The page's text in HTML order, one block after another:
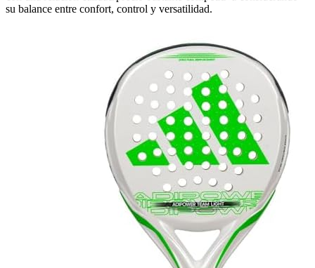
su balance entre confort, control y versatilidad.